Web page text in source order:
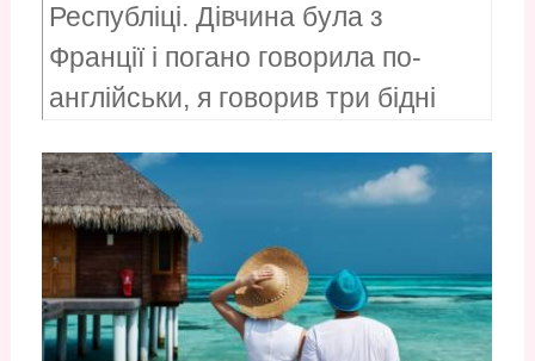
Республіці. Дівчина була з
Франції і погано говорила по-
англійськи, я говорив три бідні
щастя, ми двоє говорили
іспанською.